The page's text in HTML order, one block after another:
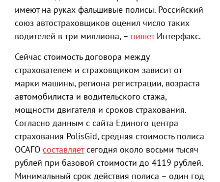
имеют на руках фальшивые полисы. Российский
союз автостраховщиков оценил число таких
водителей в три миллиона, – пишетИнтерфакс.
Сейчас стоимость договора между
страхователем и страховщиком зависит от
марки машины, региона регистрации, возраста
автомобилиста и водительского стажа,
мощности двигателя и сроков страхования.
Согласно данным с сайта Единого центра
страхования PolisGid, средняя стоимость полиса
ОСАГО составляетсегодня около восьми тысяч
рублей при базовой стоимости до 4119 рублей.
Минимальный срок действия полиса – один год